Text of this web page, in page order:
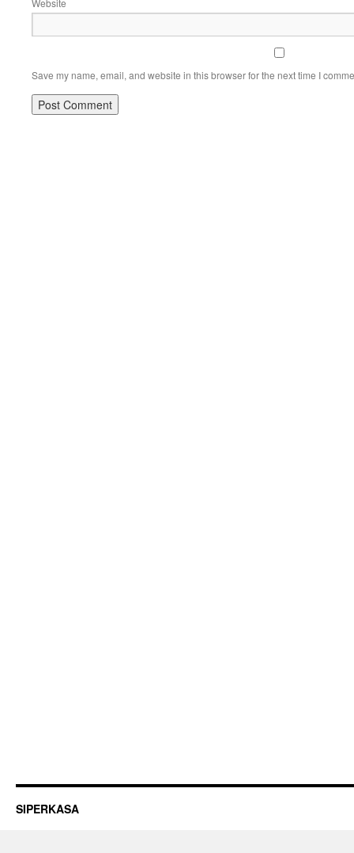
Website
Save my name, email, and website in this browser for the next time I
SIPERKASA